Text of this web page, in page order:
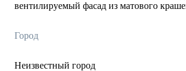
вентилируемый фасад из матового
Город
Неизвестный город